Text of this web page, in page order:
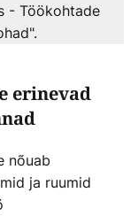
- Töökohtade
erinevad
nõuab
ja ruumid